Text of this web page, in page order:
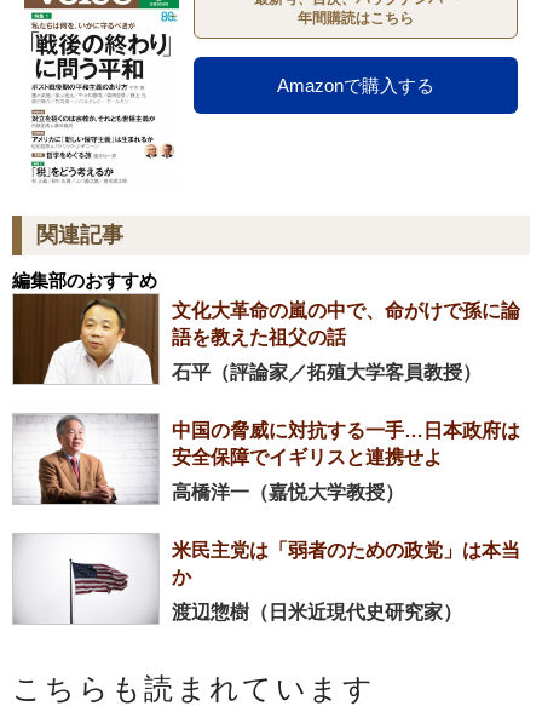
年間購読はこちら
Amazonで購入する
関連記事
編集部のおすすめ
文化大革命の嵐の中で、命がけで孫に論
語を教えた祖父の話
石平（評論家／拓殖大学客員教授）
中国の脅威に対抗する一手…日本政府は
安全保障でイギリスと連携せよ
高橋洋一（嘉悦大学教授）
米民主党は「弱者のための政党」は本当
か
渡辺惣樹（日米近現代史研究家）
こちらも読まれています